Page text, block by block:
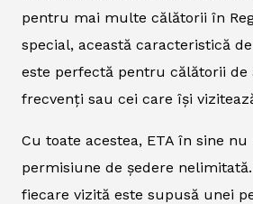
pentru mai multe călătorii în
special, această caracteristică
este perfectă pentru călătorii
frecvenți sau cei care își
Cu toate acestea, ETA în sine
permisiune de ședere
fiecare vizită este supusă unei